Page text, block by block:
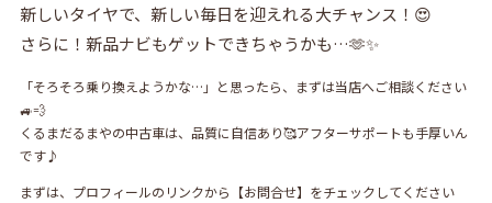
新しいタイヤで、新しい毎日を迎えれる大チャンス！😍
さらに！新品ナビもゲットできちゃうかも…🫶✨
「そろそろ乗り換えようかな…」と思ったら、まずは当店へご相談ください
🚙💨
くるまだるまやの中古車は、品質に自信あり🥰アフターサポートも手厚いん
です♪
まずは、プロフィールのリンクから【お問合せ】をチェックしてください